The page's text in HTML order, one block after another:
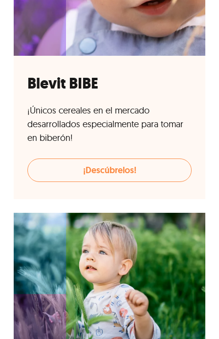
Blevit BIBE
¡Únicos cereales en el mercado
desarrollados especialmente para tomar
en biberón!
¡Descúbrelos!